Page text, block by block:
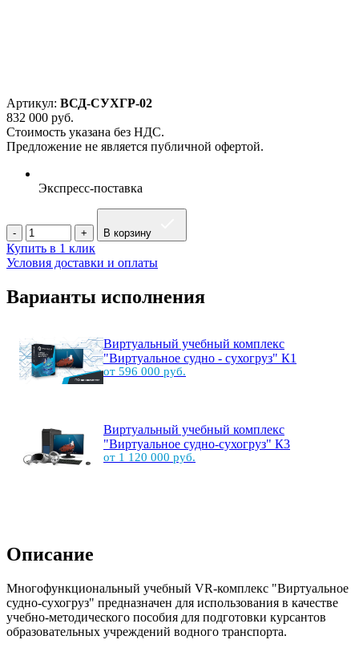
Артикул: ВСД-СУХГР-02
832 000 руб.
Стоимость указана без НДС.
Предложение не является публичной офертой.
Экспресс-поставка
В корзину
Купить в 1 клик
Условия доставки и оплаты
Варианты исполнения
Виртуальный учебный комплекс
"Виртуальное судно - сухогруз" К1
от 596 000 руб.
Виртуальный учебный комплекс
"Виртуальное судно-сухогруз" К3
от 1 120 000 руб.
Описание
Многофункциональный учебный VR-комплекс "Виртуальное
судно-сухогруз" предназначен для использования в качестве
учебно-методического пособия для подготовки курсантов
образовательных учреждений водного транспорта.